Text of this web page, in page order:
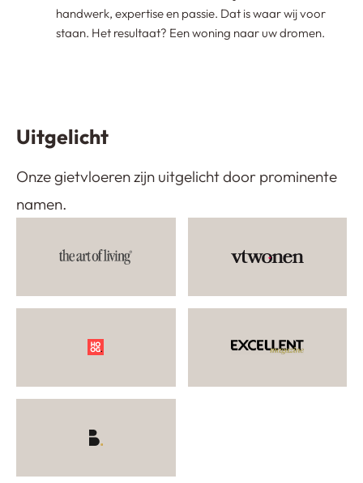
handwerk, expertise en passie. Dat is waar wij voor
staan. Het resultaat? Een woning naar uw dromen.
Uitgelicht
Onze gietvloeren zijn uitgelicht door prominente
namen.